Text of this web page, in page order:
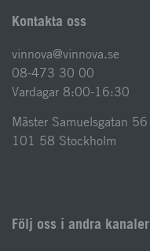
Kontakta oss
vinnova@vinnova.se
08-473 30 00
Vardagar 8:00-16:30
Mäster Samuelsgatan 56
101 58 Stockholm
Följ oss i andra kanaler